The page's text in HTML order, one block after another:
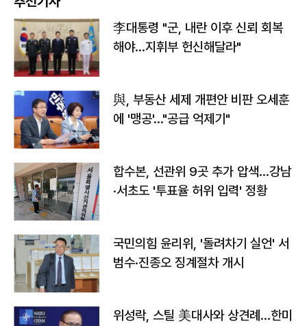
李대통령 "군, 내란 이후 신뢰 회복
해야…지휘부 헌신해달라"
與, 부동산 세제 개편안 비판 오세훈
에 '맹공'…"공급 억제기"
합수본, 선관위 9곳 추가 압색…강남
·서초도 '투표율 허위 입력' 정황
국민의힘 윤리위, '돌려차기 실언' 서
범수·진종오 징계절차 개시
위성락, 스틸 美대사와 상견례…한미